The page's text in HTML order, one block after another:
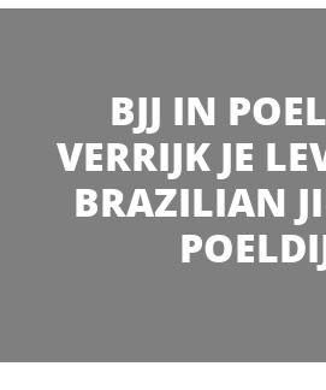
BJJ IN
VERRIJK JE
BRAZILIAN